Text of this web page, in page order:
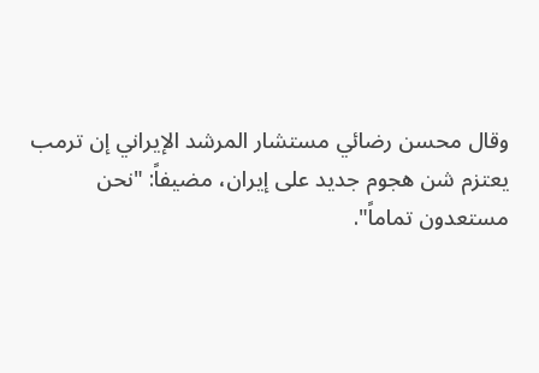
وقال محسن رضائي مستشار المرشد الإيراني إن ترمب
يعتزم شن هجوم جديد على إيران، مضيفاً: "نحن
مستعدون تماماً".